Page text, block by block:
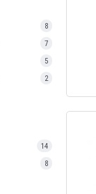
8
7
5
2
14
8